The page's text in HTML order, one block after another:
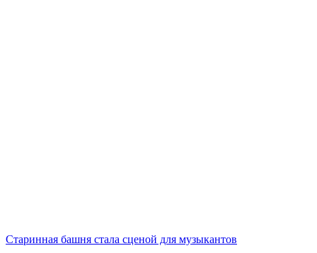
Старинная башня стала сценой для музыкантов